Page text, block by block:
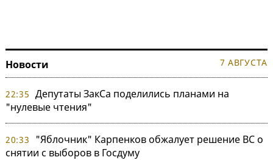
Новости 7 АВГУСТА
22:35 Депутаты ЗакСа поделились планами на
"нулевые чтения"
20:33
"Яблочник" Карпенков обжалует решение ВС о
снятии с выборов в Госдуму